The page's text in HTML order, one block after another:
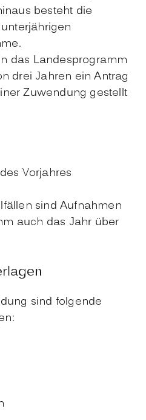
besteht die
das Landesprogramm
drei Jahren ein Antrag
Zuwendung gestellt
Vorjahres
sind Aufnahmen
auch das Jahr über
sind folgende